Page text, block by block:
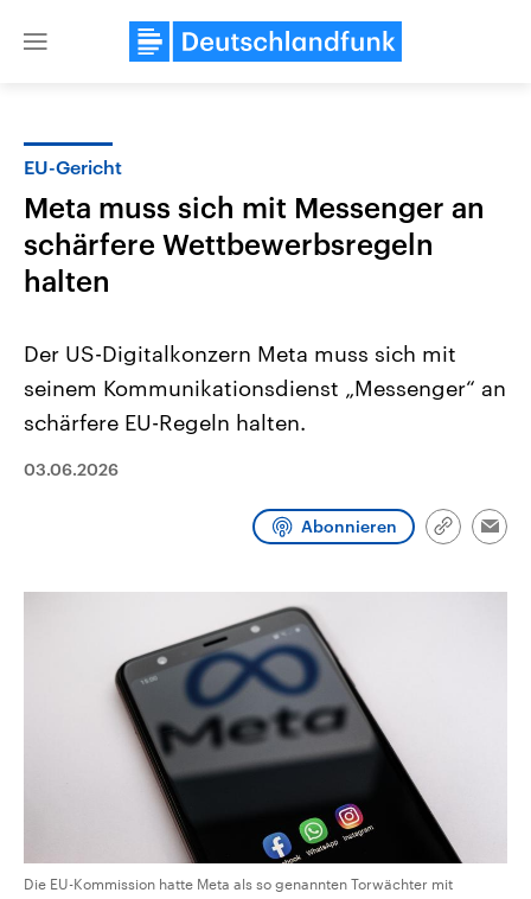
Close
Landtagswahl Sachsen-Anhalt
2026
Sachsen-Anhalt wählt am 6.
Bundesland von einer Koalition aus
und Hintergründe zu den Parteien
und Kandidaten der anstehenden
den mächtigsten Ländern
mit großem Einfluss auf
aktuelle Weltgeschehen.
Audio-Archiv
EU-Gericht
Meta muss sich mit Messenger an
schärfere Wettbewerbsregeln
halten
Der US-Digitalkonzern Meta muss sich mit
seinem Kommunikationsdienst „Messenger“ an
schärfere EU-Regeln halten.
03.06.2026
Abonnieren
Link
Die EU-Kommission hatte Meta als so genannten Torwächter mit